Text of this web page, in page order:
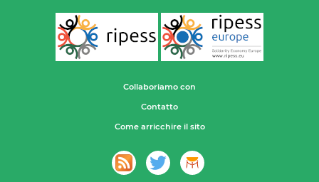
Collaboriamo con
Contatto
Come arricchire il sito